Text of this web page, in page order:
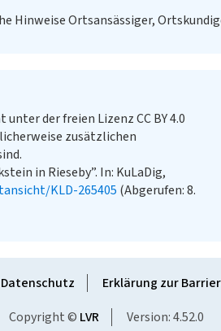
Hinweise Ortsansässiger,
der freien Lizenz CC BY 4.0
zusätzlichen
in Rieseby”. In: KuLaDig,
KLD-265405 (Abgerufen: 8.
Datenschutz Erklärung zur
Copyright © LVR Version: 4.52.0